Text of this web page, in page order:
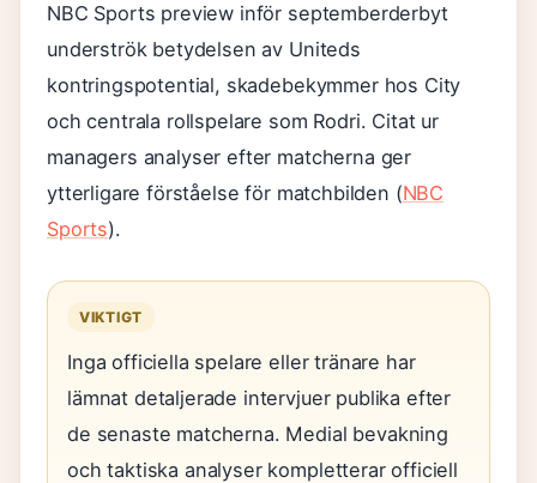
NBC Sports preview inför septemberderbyt
underströk betydelsen av Uniteds
kontringspotential, skadebekymmer hos City
och centrala rollspelare som Rodri. Citat ur
managers analyser efter matcherna ger
ytterligare förståelse för matchbilden (NBC
Sports).
VIKTIGT
Inga officiella spelare eller tränare har
lämnat detaljerade intervjuer publika efter
de senaste matcherna. Medial bevakning
och taktiska analyser kompletterar officiell